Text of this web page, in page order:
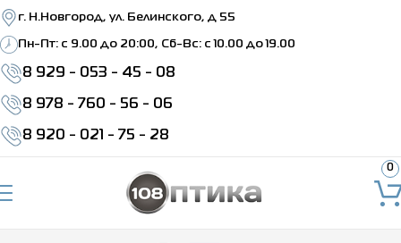
г. Н.Новгород, ул. Белинского, д 55
Пн-Пт: c 9.00 до 20:00, Сб-Вс: с 10.00 до 19.00
8 929 - 053 - 45 - 08
8 978 - 760 - 56 - 06
8 920 - 021 - 75 - 28
0